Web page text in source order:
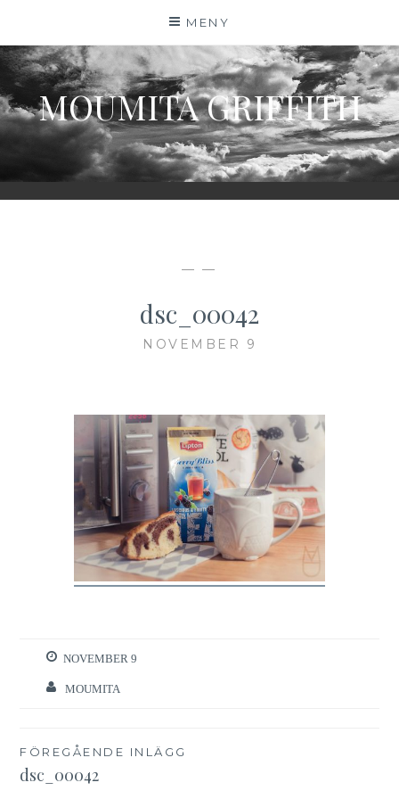
innehåll
MENY
MOUMITA GRIFFITH
— —
dsc_00042
NOVEMBER 9
NOVEMBER 9
MOUMITA
Inläggsnavigering
FÖREGÅENDE INLÄGG
dsc_00042